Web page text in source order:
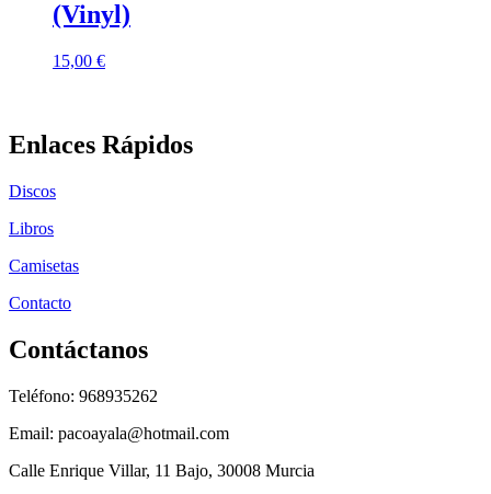
(Vinyl)
15,00 €
Enlaces Rápidos
Discos
Libros
Camisetas
Contacto
Contáctanos
Teléfono: 968935262
Email: pacoayala@hotmail.com
Calle Enrique Villar, 11 Bajo, 30008 Murcia